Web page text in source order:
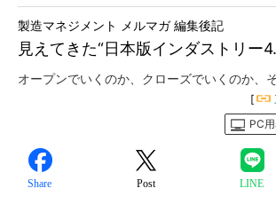
見えてきた“日本版インダストリー
製造マネジメント メルマガ 編集後記
オープンでいくのか、クローズでいくのか、
[
PC
Share Post LINE